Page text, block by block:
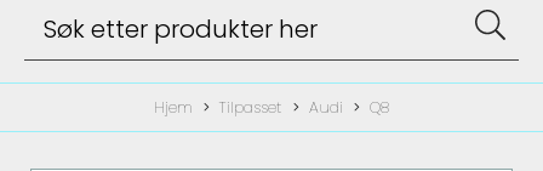
Hjem Tilpasset Audi Q8